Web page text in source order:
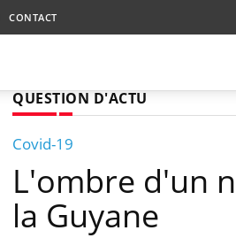
CONTACT
QUESTION D'ACTU
Covid-19
L'ombre d'un
la Guyane